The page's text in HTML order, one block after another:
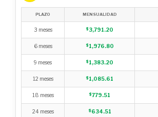
PLAZO MENSUALIDAD
3 meses $3,791.20
6 meses $1,976.80
9 meses $1,383.20
12 meses $1,085.61
18 meses $779.51
24 meses $634.51